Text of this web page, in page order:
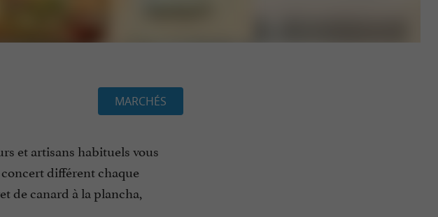
MARCHÉS
et artisans habituels vous
différent chaque
de canard à la plancha,